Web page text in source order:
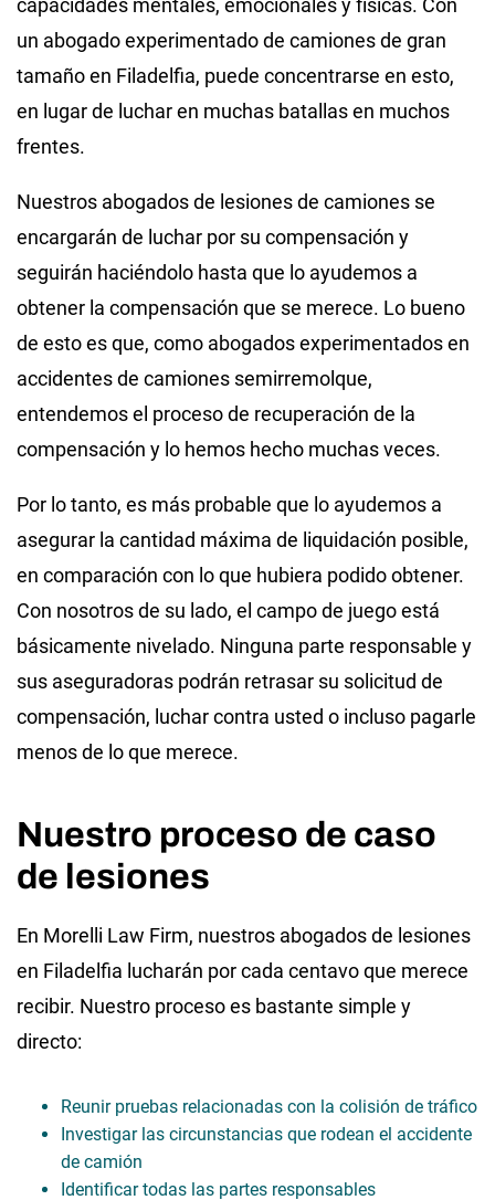
un abogado experimentado de camiones de gran
tamaño en Filadelfia, puede concentrarse en esto,
en lugar de luchar en muchas batallas en muchos
frentes.
Nuestros abogados de lesiones de camiones se
encargarán de luchar por su compensación y
seguirán haciéndolo hasta que lo ayudemos a
obtener la compensación que se merece. Lo bueno
de esto es que, como abogados experimentados en
accidentes de camiones semirremolque,
entendemos el proceso de recuperación de la
compensación y lo hemos hecho muchas veces.
Por lo tanto, es más probable que lo ayudemos a
asegurar la cantidad máxima de liquidación posible,
en comparación con lo que hubiera podido obtener.
Con nosotros de su lado, el campo de juego está
básicamente nivelado. Ninguna parte responsable y
sus aseguradoras podrán retrasar su solicitud de
compensación, luchar contra usted o incluso pagarle
menos de lo que merece.
Nuestro proceso de caso
de lesiones
En Morelli Law Firm, nuestros abogados de lesiones
en Filadelfia lucharán por cada centavo que merece
recibir. Nuestro proceso es bastante simple y
directo:
Reunir pruebas relacionadas con la colisión de tráfico
Investigar las circunstancias que rodean el accidente
de camión
Identificar todas las partes responsables